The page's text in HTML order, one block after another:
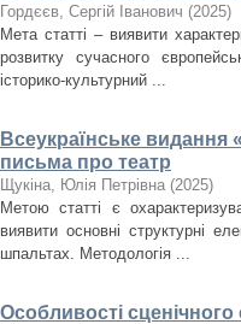
Гордєєв, Сергій Іванович (2025)
Мета статті – виявити
розвитку сучасного
історико-культурний ...
Всеукраїнське видання
письма про театр
Щукіна, Юлія Петрівна (2025)
Метою статті є
виявити основні структурні
шпальтах. Методологія ...
Особливості